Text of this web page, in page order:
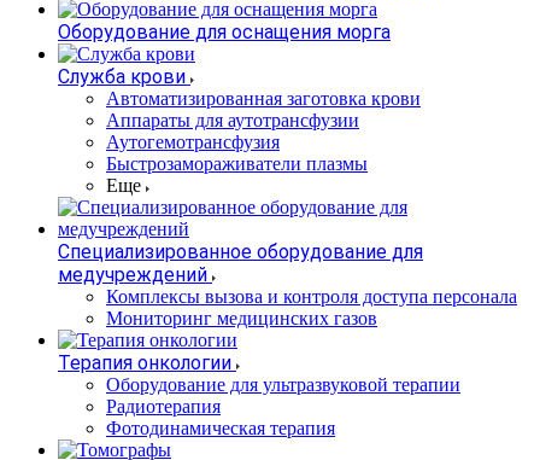
Оборудование для оснащения морга
Служба крови
Автоматизированная заготовка крови
Аппараты для аутотрансфузии
Аутогемотрансфузия
Быстрозамораживатели плазмы
Еще
Специализированное оборудование для
медучреждений
Комплексы вызова и контроля доступа персонала
Мониторинг медицинских газов
Терапия онкологии
Оборудование для ультразвуковой терапии
Радиотерапия
Фотодинамическая терапия